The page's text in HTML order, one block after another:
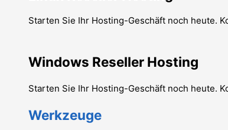
Starten Sie Ihr Hosting-Geschäft noch heute.
Windows Reseller Hosting
Starten Sie Ihr Hosting-Geschäft noch heute.
Werkzeuge